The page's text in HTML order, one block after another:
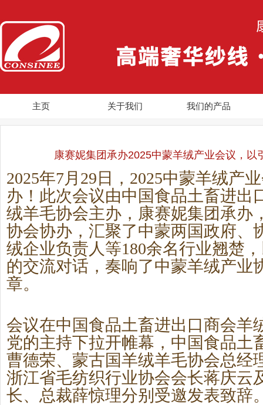
主页 关于我们 我们的产品
康赛妮集团承办2025中蒙羊绒产业会议，以
2025年7月 29 日， 2025中蒙羊绒产
办 ！ 此次会议由中国食品土畜进出
绒羊毛协会主办，康赛妮集团承办
协会协办， 汇聚了中蒙两国政府、
绒企业负责人等180余名行业翘楚
的交流对话，奏响了中蒙羊绒产业
章。
会议在中国食品土畜进出口商会羊
党的主持下拉开帷幕，中国食品土
曹德荣、蒙古国羊绒羊毛协会总经
浙江省毛纺织行业协会会长蒋庆云
长、总裁薛惊理分别受邀发表致辞